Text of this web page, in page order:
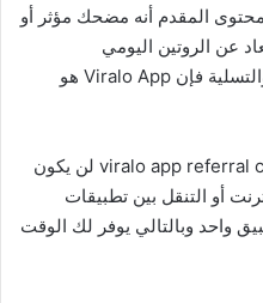
المقدم أنه مضحك مؤثر أو
عن الروتين اليومي
والاستمتاع ببضع دقائق من الفرح والتسلية فإن Viralo App هو
بفضل viralo app referral code لن يكون
أو التنقل بين تطبيقات
واحد وبالتالي يوفر لك الوقت